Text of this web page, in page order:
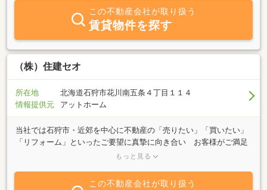
さい。 相談・見積り・査定は無料で行っております。もちろん秘密
厳守致します。メ－ルアドレス ： isikari1@poem.ocn.ne.jp
この不動産会社が取り扱う
賃貸物件を探す
（株）住建セオ
所在地
北海道石狩市花川南五条４丁目１１４
情報提供元
アットホーム
当社では石狩市・近郊を中心に不動産の「売りたい」「買いたい」
「リフォーム」といったご要望に真摯に向き合い お客様がご満足
いただけるように日々努力しております。経験豊富なスタッフがご
もっと見る
この不動産会社が取り扱う